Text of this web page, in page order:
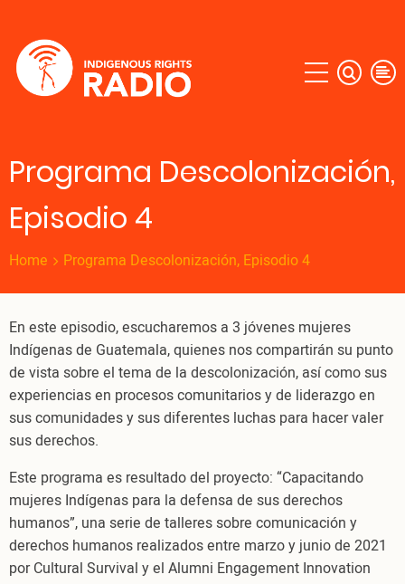
main
content
Programa Descolonización,
Episodio 4
Home Programa Descolonización, Episodio 4
En este episodio, escucharemos a 3 jóvenes mujeres
Indígenas de Guatemala, quienes nos compartirán su punto
de vista sobre el tema de la descolonización, así como sus
experiencias en procesos comunitarios y de liderazgo en
sus comunidades y sus diferentes luchas para hacer valer
sus derechos.
Este programa es resultado del proyecto: “Capacitando
mujeres Indígenas para la defensa de sus derechos
humanos”, una serie de talleres sobre comunicación y
derechos humanos realizados entre marzo y junio de 2021
por Cultural Survival y el Alumni Engagement Innovation